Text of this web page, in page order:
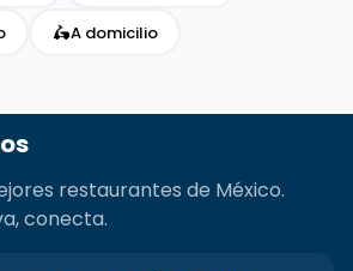
🛵A domicilio
restaurantes de México.
conecta.